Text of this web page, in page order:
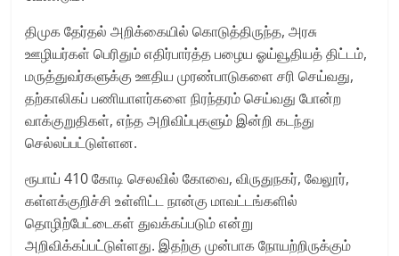
திமுக தேர்தல் அறிக்கையில் கொடுத்திருந்த, அரசு
ஊழியர்கள் பெரிதும் எதிர்பார்த்த பழைய ஓய்வூதியத் திட்டம்,
மருத்துவர்களுக்கு ஊதிய முரண்பாடுகளை சரி செய்வது,
தற்காலிகப் பணியாளர்களை நிரந்தரம் செய்வது போன்ற
வாக்குறுதிகள், எந்த அறிவிப்புகளும் இன்றி கடந்து
செல்லப்பட்டுள்ளன.
ரூபாய் 410 கோடி செலவில் கோவை, விருதுநகர், வேலூர்,
கள்ளக்குறிச்சி உள்ளிட்ட நான்கு மாவட்டங்களில்
தொழிற்பேட்டைகள் துவக்கப்படும் என்று
அறிவிக்கப்பட்டுள்ளது. இதற்கு முன்பாக நோயற்றிருக்கும்